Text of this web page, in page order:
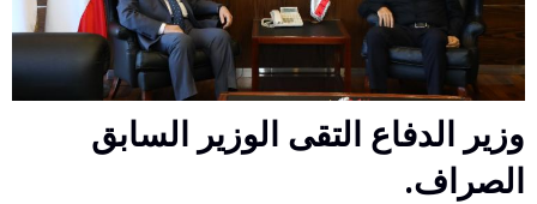
وزير الدفاع التقى الوزير السابق
الصراف.